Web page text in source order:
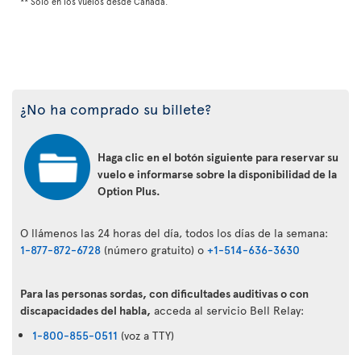
¿No ha comprado su billete?
Haga clic en el botón siguiente para reservar su
vuelo e informarse sobre la disponibilidad de la
Option Plus.
O llámenos las 24 horas del día, todos los días de la semana:
1-877-872-6728 (número gratuito) o +1-514-636-3630
Para las personas sordas, con dificultades auditivas o con
discapacidades del habla, acceda al servicio Bell Relay:
1-800-855-0511 (voz a TTY)